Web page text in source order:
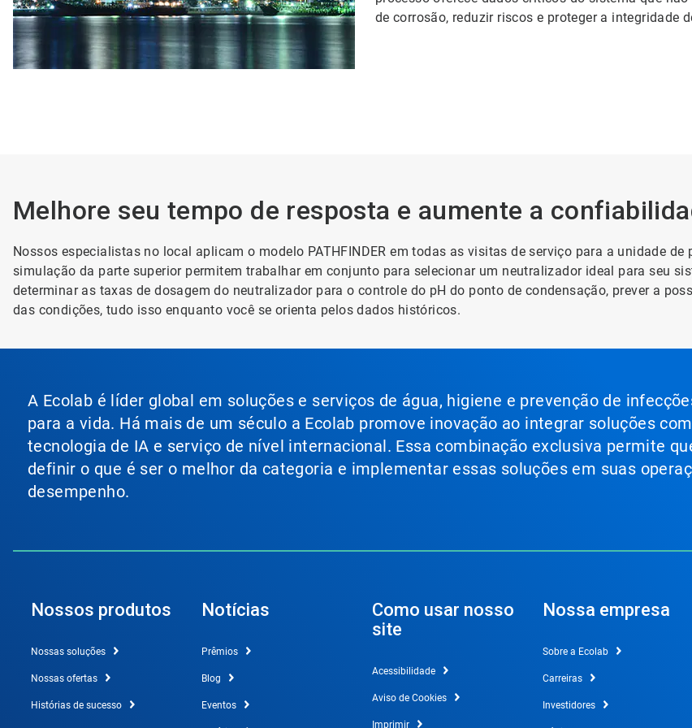
de corrosão, reduzir riscos e proteger a integridade
Melhore seu tempo de resposta e aumente a
Nossos especialistas no local aplicam o modelo PATHFINDER em todas as visitas de serviço para a unidade
simulação da parte superior permitem trabalhar em conjunto para selecionar um neutralizador ideal para seu
determinar as taxas de dosagem do neutralizador para o controle do pH do ponto de condensação, prever a
das condições, tudo isso enquanto você se orienta pelos dados históricos.
A Ecolab é líder global em soluções e serviços de água, higiene e prevenção de
para a vida. Há mais de um século a Ecolab promove inovação ao integrar soluções
tecnologia de IA e serviço de nível internacional. Essa combinação exclusiva permite
definir o que é ser o melhor da categoria e implementar essas soluções em suas
desempenho.
Nossos produtos
Nossas soluções
Nossas ofertas
Histórias de sucesso
Notícias
Prêmios
Blog
Eventos
Como usar nosso
site
Acessibilidade
Aviso de Cookies
Imprimir
Nossa empresa
Sobre a Ecolab
Carreiras
Investidores